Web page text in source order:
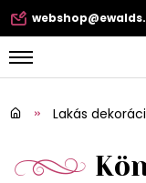
Lakás